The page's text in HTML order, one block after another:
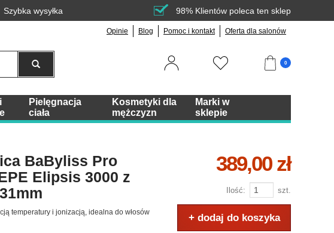
Szybka wysyłka 98% Klientów poleca ten sklep
Opinie Blog Pomoc i kontakt Oferta dla salonów
0
Pielęgnacja
ciała
Kosmetyki dla
mężczyzn
Marki w
sklepie
BaByliss Pro
Elipsis 3000 z
temperatury i jonizacją, idealna do włosów
389,00 zł
Ilość: szt.
+ dodaj do koszyka